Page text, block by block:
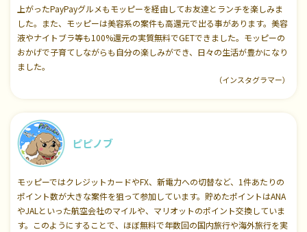
上がったPayPayグルメもモッピーを経由してお友達とランチを楽しみま
した。また、モッピーは美容系の案件も高還元で出る事があります。美容
液やナイトブラ等も100%還元の実質無料でGETできました。モッピーの
おかげで子育てしながらも自分の楽しみができ、日々の生活が豊かになり
ました。
（インスタグラマー）
ピピノブ
モッピーではクレジットカードやFX、新電力への切替など、1件あたりの
ポイント数が大きな案件を狙って参加しています。貯めたポイントはANA
やJALといった航空会社のマイルや、マリオットのポイント交換していま
す。このようにすることで、ほぼ無料で年数回の国内旅行や海外旅行を実